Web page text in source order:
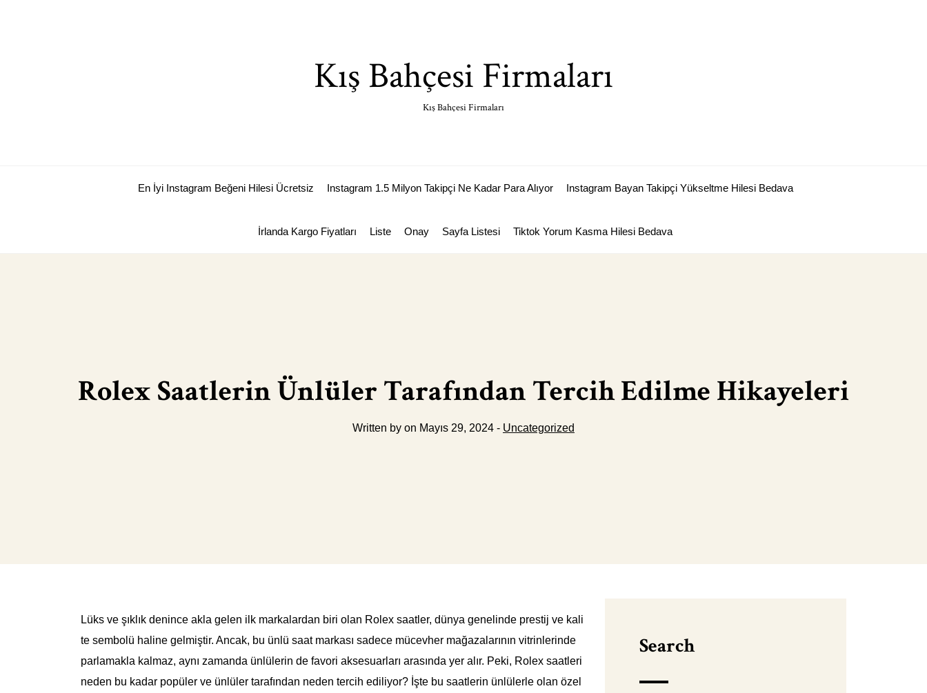
Kış Bahçesi Firmaları
Kış Bahçesi Firmaları
En İyi Instagram Beğeni Hilesi Ücretsiz Instagram 1.5 Milyon Takipçi Ne Kadar Para Alıyor Instagram Bayan Takipçi Yükseltme Hilesi Bedava
İrlanda Kargo Fiyatları Liste Onay Sayfa Listesi Tiktok Yorum Kasma Hilesi Bedava
Rolex Saatlerin Ünlüler Tarafından Tercih Edilme Hikayeleri
Written by on Mayıs 29, 2024 - Uncategorized
Lüks ve şıklık denince akla gelen ilk markalardan biri olan Rolex saatler, dünya genelinde prestij ve kali
te sembolü haline gelmiştir. Ancak, bu ünlü saat markası sadece mücevher mağazalarının vitrinlerinde
parlamakla kalmaz, aynı zamanda ünlülerin de favori aksesuarları arasında yer alır. Peki, Rolex saatleri
neden bu kadar popüler ve ünlüler tarafından neden tercih ediliyor? İşte bu saatlerin ünlülerle olan özel
Search